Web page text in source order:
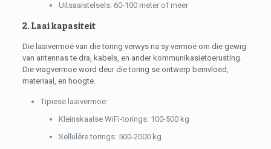
Uitsaaistelsels: 60-100 meter of meer
2. Laai kapasiteit
Die laaivermoë van die toring verwys na sy vermoë om die gewig
van antennas te dra, kabels, en ander kommunikasietoerusting.
Die vragvermoë word deur die toring se ontwerp beïnvloed,
materiaal, en hoogte.
Tipiese laaivermoë:
Kleinskaalse WiFi-torings: 100-500 kg
Sellulêre torings: 500-2000 kg